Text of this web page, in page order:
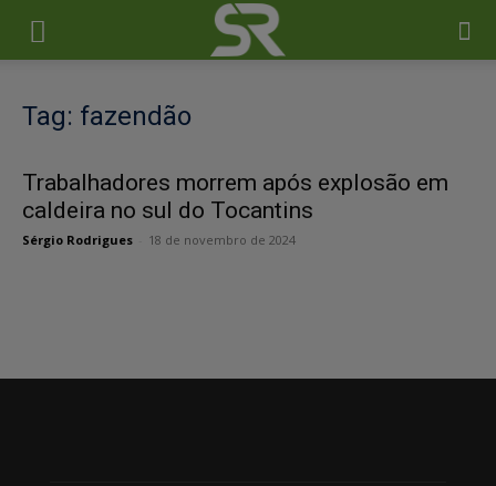
Tag: fazendão
Trabalhadores morrem após explosão em
caldeira no sul do Tocantins
Sérgio Rodrigues 18 de novembro de 2024